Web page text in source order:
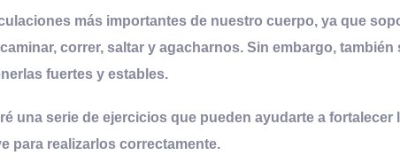
más importantes de nuestro cuerpo, ya que
correr, saltar y agacharnos. Sin embargo,
fuertes y estables.
una serie de ejercicios que pueden ayudarte a
para realizarlos correctamente.